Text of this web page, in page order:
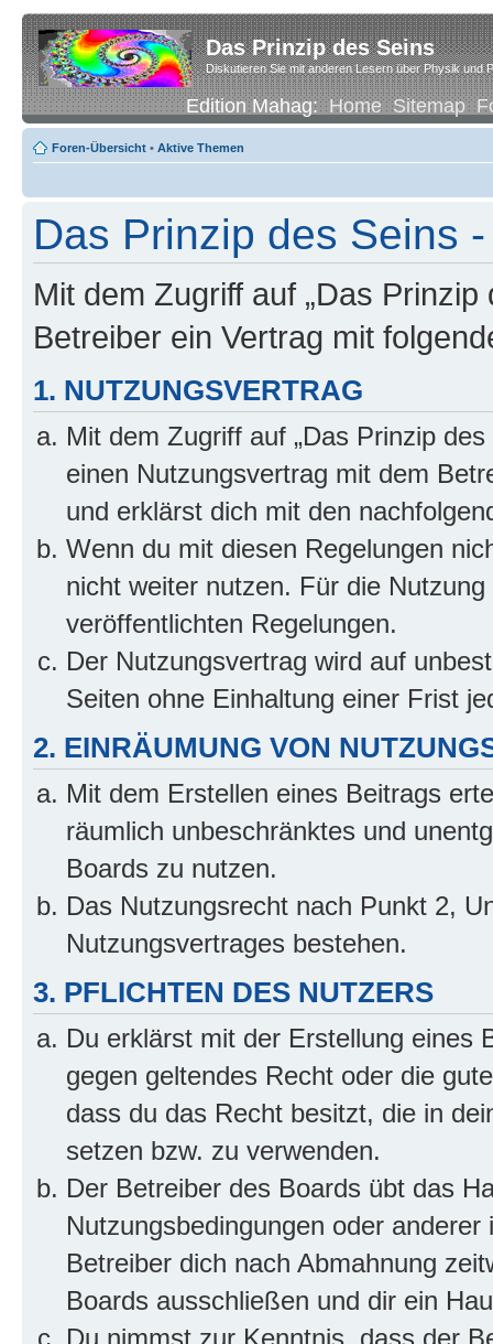
Das Prinzip des Seins
Diskutieren Sie mit anderen Lesern über Physik und
Edition Mahag:Home Sitemap
Foren-Übersicht • Aktive Themen
Das Prinzip des Seins
Mit dem Zugriff auf „Das
Betreiber ein Vertrag mit
1. NUTZUNGSVERTRAG
Mit dem Zugriff auf „Das Prinzip
einen Nutzungsvertrag mit dem
und erklärst dich mit den
Wenn du mit diesen Regelungen
nicht weiter nutzen. Für die
veröffentlichten Regelungen.
Der Nutzungsvertrag wird auf
Seiten ohne Einhaltung einer Frist
2. EINRÄUMUNG VON
Mit dem Erstellen eines Beitrags
räumlich unbeschränktes und
Boards zu nutzen.
Das Nutzungsrecht nach Punkt 2,
Nutzungsvertrages bestehen.
3. PFLICHTEN DES NUTZERS
Du erklärst mit der Erstellung eines
gegen geltendes Recht oder die
dass du das Recht besitzt, die in
setzen bzw. zu verwenden.
Der Betreiber des Boards übt das
Nutzungsbedingungen oder
Betreiber dich nach Abmahnung
Boards ausschließen und dir ein